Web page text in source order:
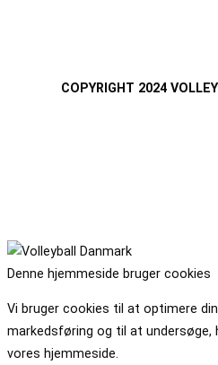
COPYRIGHT 2024
Denne hjemmeside bruger cookies
Vi bruger cookies til at optimere
markedsføring og til at undersøge,
vores hjemmeside.